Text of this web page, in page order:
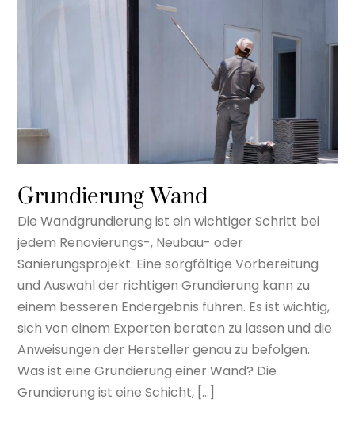
Grundierung Wand
Die Wandgrundierung ist ein wichtiger Schritt bei
jedem Renovierungs-, Neubau- oder
Sanierungsprojekt. Eine sorgfältige Vorbereitung
und Auswahl der richtigen Grundierung kann zu
einem besseren Endergebnis führen. Es ist wichtig,
sich von einem Experten beraten zu lassen und die
Anweisungen der Hersteller genau zu befolgen.
Was ist eine Grundierung einer Wand? Die
Grundierung ist eine Schicht, […]